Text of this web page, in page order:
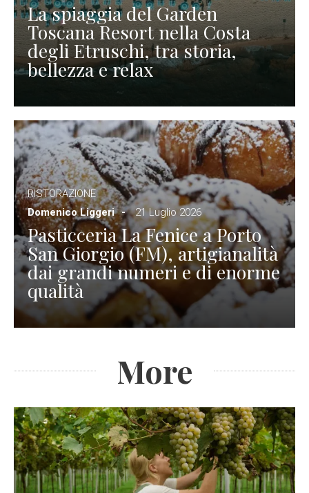
La spiaggia del Garden
Toscana Resort nella Costa
degli Etruschi, tra storia,
bellezza e relax
RISTORAZIONE
Domenico Liggeri
21 Luglio 2026
Pasticceria La Fenice a Porto
San Giorgio (FM), artigianalità
dai grandi numeri e di enorme
qualità
More